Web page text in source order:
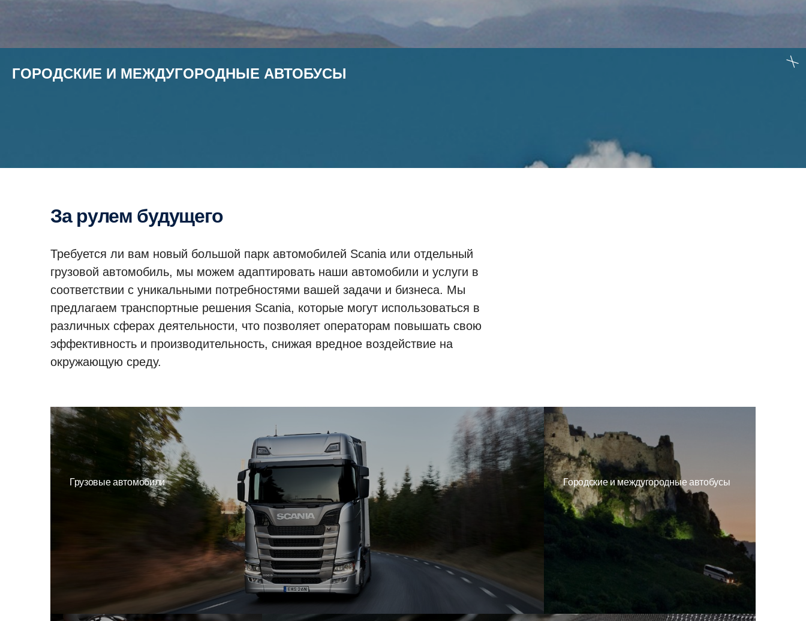
ГОРОДСКИЕ И МЕЖДУГОРОДНЫЕ АВТОБУСЫ
За рулем будущего
Требуется ли вам новый большой парк автомобилей Scania или отдельный
грузовой автомобиль, мы можем адаптировать наши автомобили и услуги в
соответствии с уникальными потребностями вашей задачи и бизнеса. Мы
предлагаем транспортные решения Scania, которые могут использоваться в
различных сферах деятельности, что позволяет операторам повышать свою
эффективность и производительность, снижая вредное воздействие на
окружающую среду.
Грузовые автомобили Городские и междугородные автобусы